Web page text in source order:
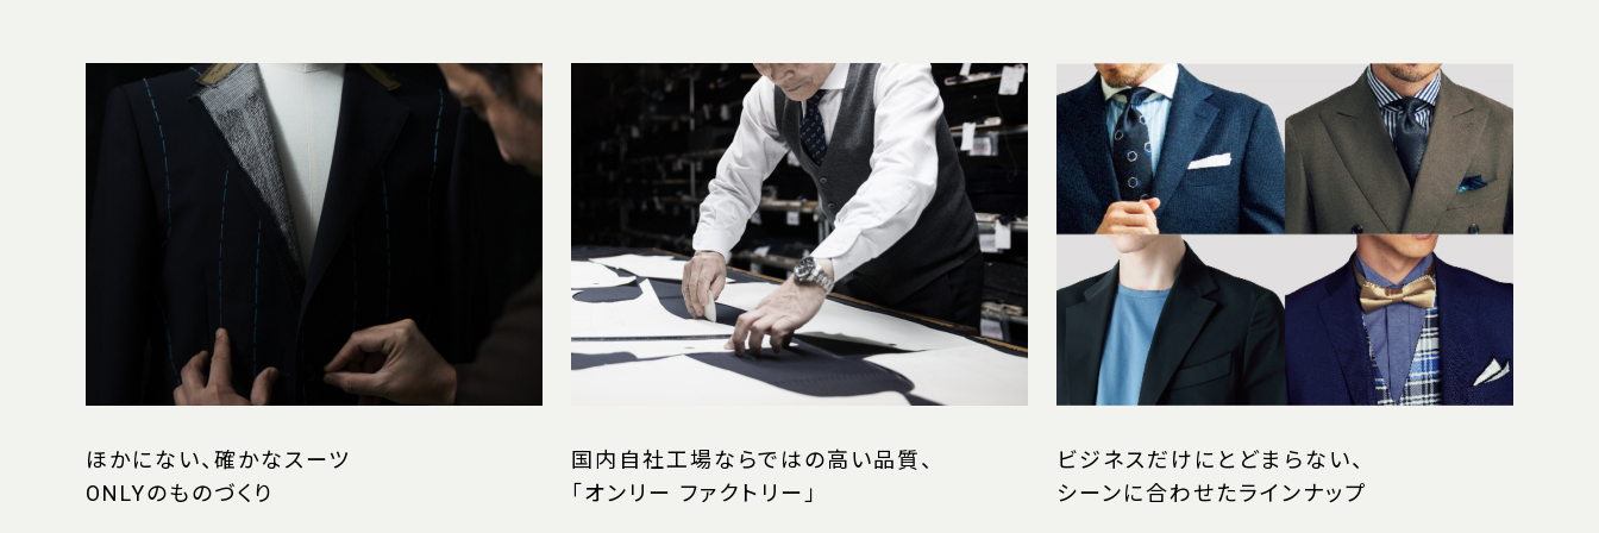
ほかにない、確かなスーツ
ONLYのものづくり
国内自社工場ならではの高い品質、
「オンリー ファクトリー」
ビジネスだけにとどまらない、
シーンに合わせたラインナップ